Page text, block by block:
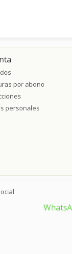
por abono
personales